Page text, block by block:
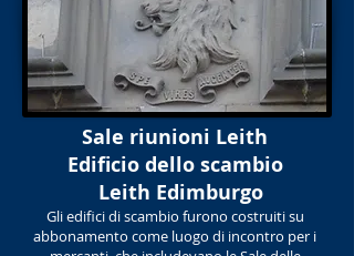
Sale riunioni Leith
Edificio dello scambio
Leith Edimburgo
Gli edifici di scambio furono costruiti su
abbonamento come luogo di incontro per i